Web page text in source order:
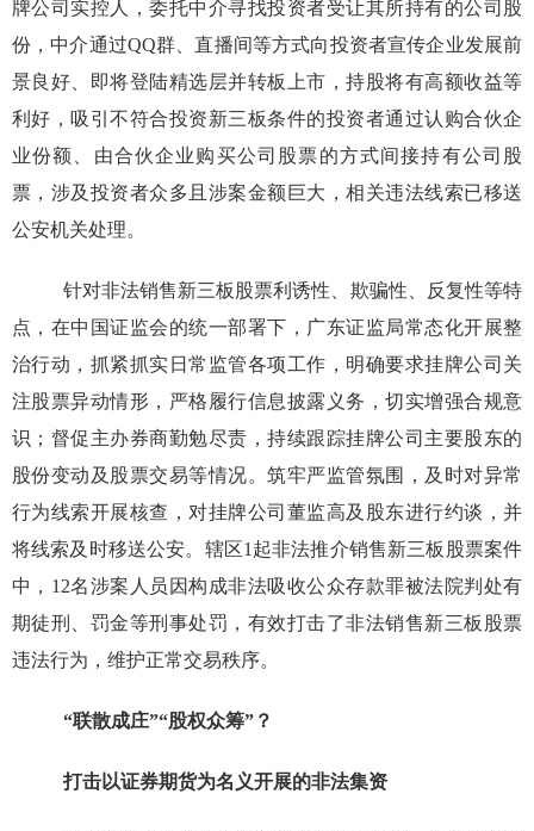
牌公司实控人，委托中介寻找投资者受让其所持有的公司股
份，中介通过QQ群、直播间等方式向投资者宣传企业发展前
景良好、即将登陆精选层并转板上市，持股将有高额收益等
利好，吸引不符合投资新三板条件的投资者通过认购合伙企
业份额、由合伙企业购买公司股票的方式间接持有公司股
票，涉及投资者众多且涉案金额巨大，相关违法线索已移送
公安机关处理。
针对非法销售新三板股票利诱性、欺骗性、反复性等特
点，在中国证监会的统一部署下，广东证监局常态化开展整
治行动，抓紧抓实日常监管各项工作，明确要求挂牌公司关
注股票异动情形，严格履行信息披露义务，切实增强合规意
识；督促主办券商勤勉尽责，持续跟踪挂牌公司主要股东的
股份变动及股票交易等情况。筑牢严监管氛围，及时对异常
行为线索开展核查，对挂牌公司董监高及股东进行约谈，并
将线索及时移送公安。辖区1起非法推介销售新三板股票案件
中，12名涉案人员因构成非法吸收公众存款罪被法院判处有
期徒刑、罚金等刑事处罚，有效打击了非法销售新三板股票
违法行为，维护正常交易秩序。
“联散成庄”“股权众筹”？
打击以证券期货为名义开展的非法集资